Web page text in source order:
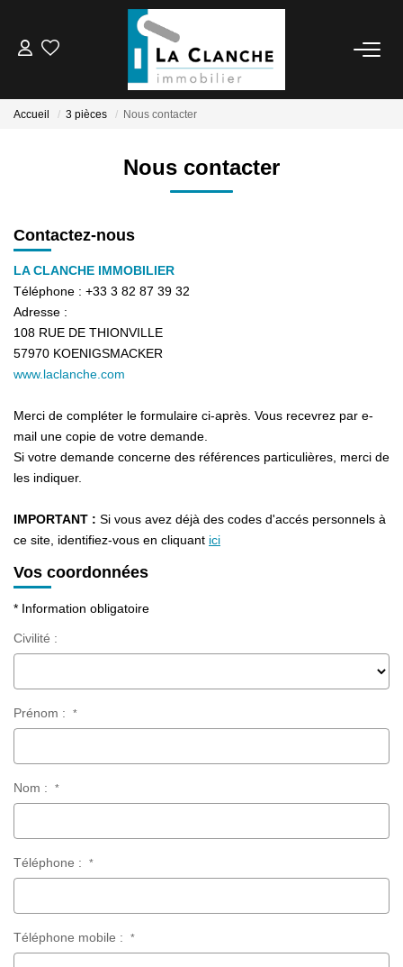
L'AGENCE
VENTE
SERVICE LOCATION
CONTACT
Accueil 3 pièces Nous contacter
Nous contacter
Contactez-nous
LA CLANCHE IMMOBILIER
Téléphone : +33 3 82 87 39 32
Adresse :
108 RUE DE THIONVILLE
57970 KOENIGSMACKER
www.laclanche.com
Merci de compléter le formulaire ci-après. Vous recevrez par e-
mail une copie de votre demande.
Si votre demande concerne des références particulières, merci de
les indiquer.
IMPORTANT : Si vous avez déjà des codes d'accés personnels à
ce site, identifiez-vous en cliquant ici
Vos coordonnées
* Information obligatoire
Civilité :
Prénom : *
Nom : *
Téléphone : *
Téléphone mobile : *